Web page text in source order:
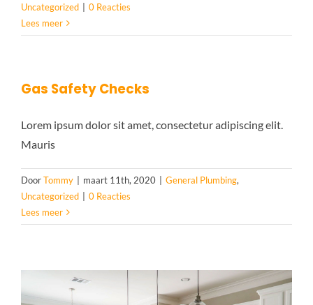
Uncategorized
0 Reacties
Lees meer
Gas Safety Checks
Lorem ipsum dolor sit amet, consectetur adipiscing elit.
Mauris
DoorTommy maart 11th, 2020 General Plumbing,
Uncategorized
0 Reacties
Lees meer